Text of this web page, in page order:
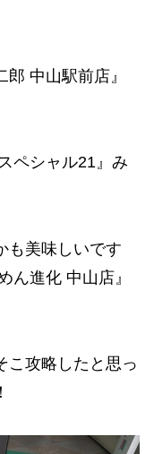
中山駅前店』
ペシャル21』み
も美味しいです
ん進化 中山店』
こ攻略したと思っ